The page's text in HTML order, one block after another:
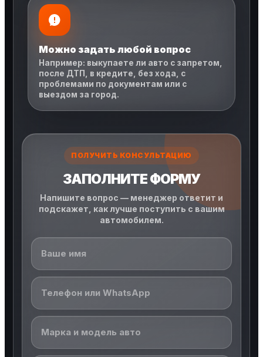
Можно задать любой вопрос
Например: выкупаете ли авто с запретом,
после ДТП, в кредите, без хода, с
проблемами по документам или с
выездом за город.
ПОЛУЧИТЬ КОНСУЛЬТАЦИЮ
ЗАПОЛНИТЕ ФОРМУ
Напишите вопрос — менеджер ответит и
подскажет, как лучше поступить с вашим
автомобилем.